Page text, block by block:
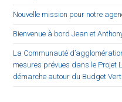
Nouvelle mission pour notre
Bienvenue à bord Jean et
La Communauté
mesures prévues dans le Projet
démarche autour du Budget Vert